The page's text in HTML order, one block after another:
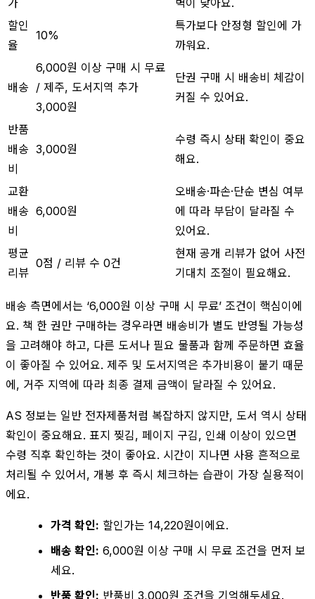
할인
율
10%
특가보다 안정형 할인에 가
까워요.
배송
6,000원 이상 구매 시 무료
/ 제주, 도서지역 추가
3,000원
단권 구매 시 배송비 체감이
커질 수 있어요.
반품
배송
비
3,000원
수령 즉시 상태 확인이 중요
해요.
교환
배송
비
6,000원
오배송·파손·단순 변심 여부
에 따라 부담이 달라질 수
있어요.
평균
리뷰
0점 / 리뷰 수 0건
현재 공개 리뷰가 없어 사전
기대치 조절이 필요해요.
배송 측면에서는 ‘6,000원 이상 구매 시 무료’ 조건이 핵심이에
요. 책 한 권만 구매하는 경우라면 배송비가 별도 반영될 가능성
을 고려해야 하고, 다른 도서나 필요 물품과 함께 주문하면 효율
이 좋아질 수 있어요. 제주 및 도서지역은 추가비용이 붙기 때문
에, 거주 지역에 따라 최종 결제 금액이 달라질 수 있어요.
AS 정보는 일반 전자제품처럼 복잡하지 않지만, 도서 역시 상태
확인이 중요해요. 표지 찢김, 페이지 구김, 인쇄 이상이 있으면
수령 직후 확인하는 것이 좋아요. 시간이 지나면 사용 흔적으로
처리될 수 있어서, 개봉 후 즉시 체크하는 습관이 가장 실용적이
에요.
가격 확인: 할인가는 14,220원이에요.
배송 확인: 6,000원 이상 구매 시 무료 조건을 먼저 보
세요.
반품 확인: 반품비 3,000원 조건을 기억해두세요.